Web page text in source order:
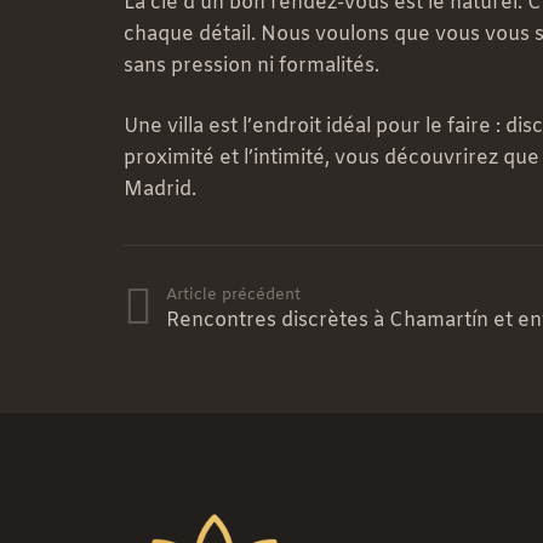
chaque détail. Nous voulons que vous
sans pression ni formalités.
Une villa est l’endroit idéal pour le faire :
proximité et l’intimité, vous découvrirez
Madrid.
Article précédent
Rencontres discrètes à Chamartín et